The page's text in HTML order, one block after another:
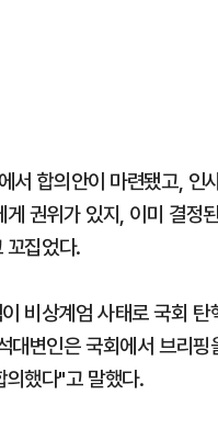
서 합의안이 마련됐고,
권위가 있지, 이미 결정
집었다.
비상계엄 사태로 국회
대변인은 국회에서 브리
했다"고 말했다.